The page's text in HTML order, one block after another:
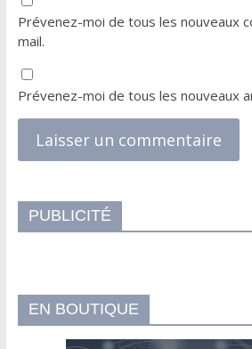
Prévenez-moi de tous les nouveaux
mail.
Prévenez-moi de tous les nouveaux
PUBLICITÉ
EN BOUTIQUE